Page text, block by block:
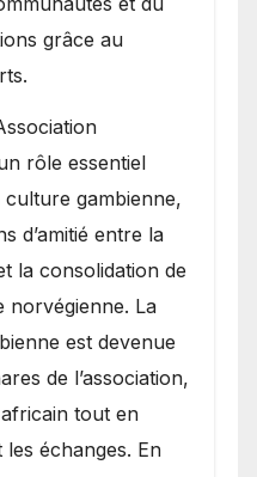
grâce au
rôle essentiel
gambienne,
d’amitié entre la
la consolidation de
norvégienne. La
est devenue
de l’association,
tout en
échanges. En